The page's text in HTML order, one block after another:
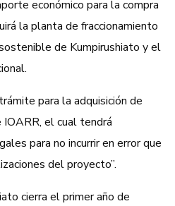
económico para la compra
la planta de fraccionamiento
de Kumpirushiato y el
para la adquisición de
el cual tendrá
para no incurrir en error que
del proyecto”.
cierra el primer año de